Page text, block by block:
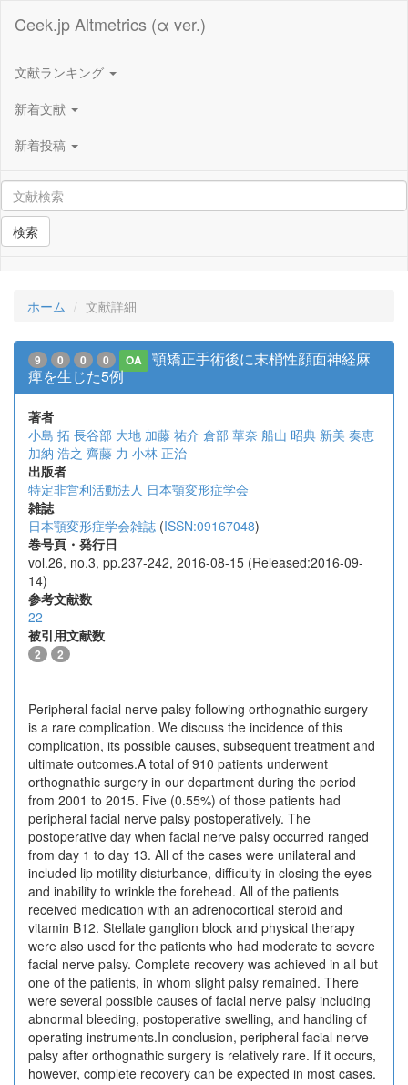
Ceek.jp Altmetrics (α ver.)
文献ランキング
新着文献
新着投稿
検索
ホーム 文献詳細
9 0 0 0 OA
顎矯正手術後に末梢性顔面神経麻
痺を生じた5例
著者
小島 拓 長谷部 大地 加藤 祐介 倉部 華奈 船山 昭典 新美 奏恵
加納 浩之 齊藤 力 小林 正治
出版者
特定非営利活動法人 日本顎変形症学会
雑誌
日本顎変形症学会雑誌 (ISSN:09167048)
巻号頁・発行日
vol.26, no.3, pp.237-242, 2016-08-15 (Released:2016-09-
14)
参考文献数
22
被引用文献数
2 2
Peripheral facial nerve palsy following orthognathic surgery
is a rare complication. We discuss the incidence of this
complication, its possible causes, subsequent treatment and
ultimate outcomes.A total of 910 patients underwent
orthognathic surgery in our department during the period
from 2001 to 2015. Five (0.55%) of those patients had
peripheral facial nerve palsy postoperatively. The
postoperative day when facial nerve palsy occurred ranged
from day 1 to day 13. All of the cases were unilateral and
included lip motility disturbance, difficulty in closing the eyes
and inability to wrinkle the forehead. All of the patients
received medication with an adrenocortical steroid and
vitamin B12. Stellate ganglion block and physical therapy
were also used for the patients who had moderate to severe
facial nerve palsy. Complete recovery was achieved in all but
one of the patients, in whom slight palsy remained. There
were several possible causes of facial nerve palsy including
abnormal bleeding, postoperative swelling, and handling of
operating instruments.In conclusion, peripheral facial nerve
palsy after orthognathic surgery is relatively rare. If it occurs,
however, complete recovery can be expected in most cases.